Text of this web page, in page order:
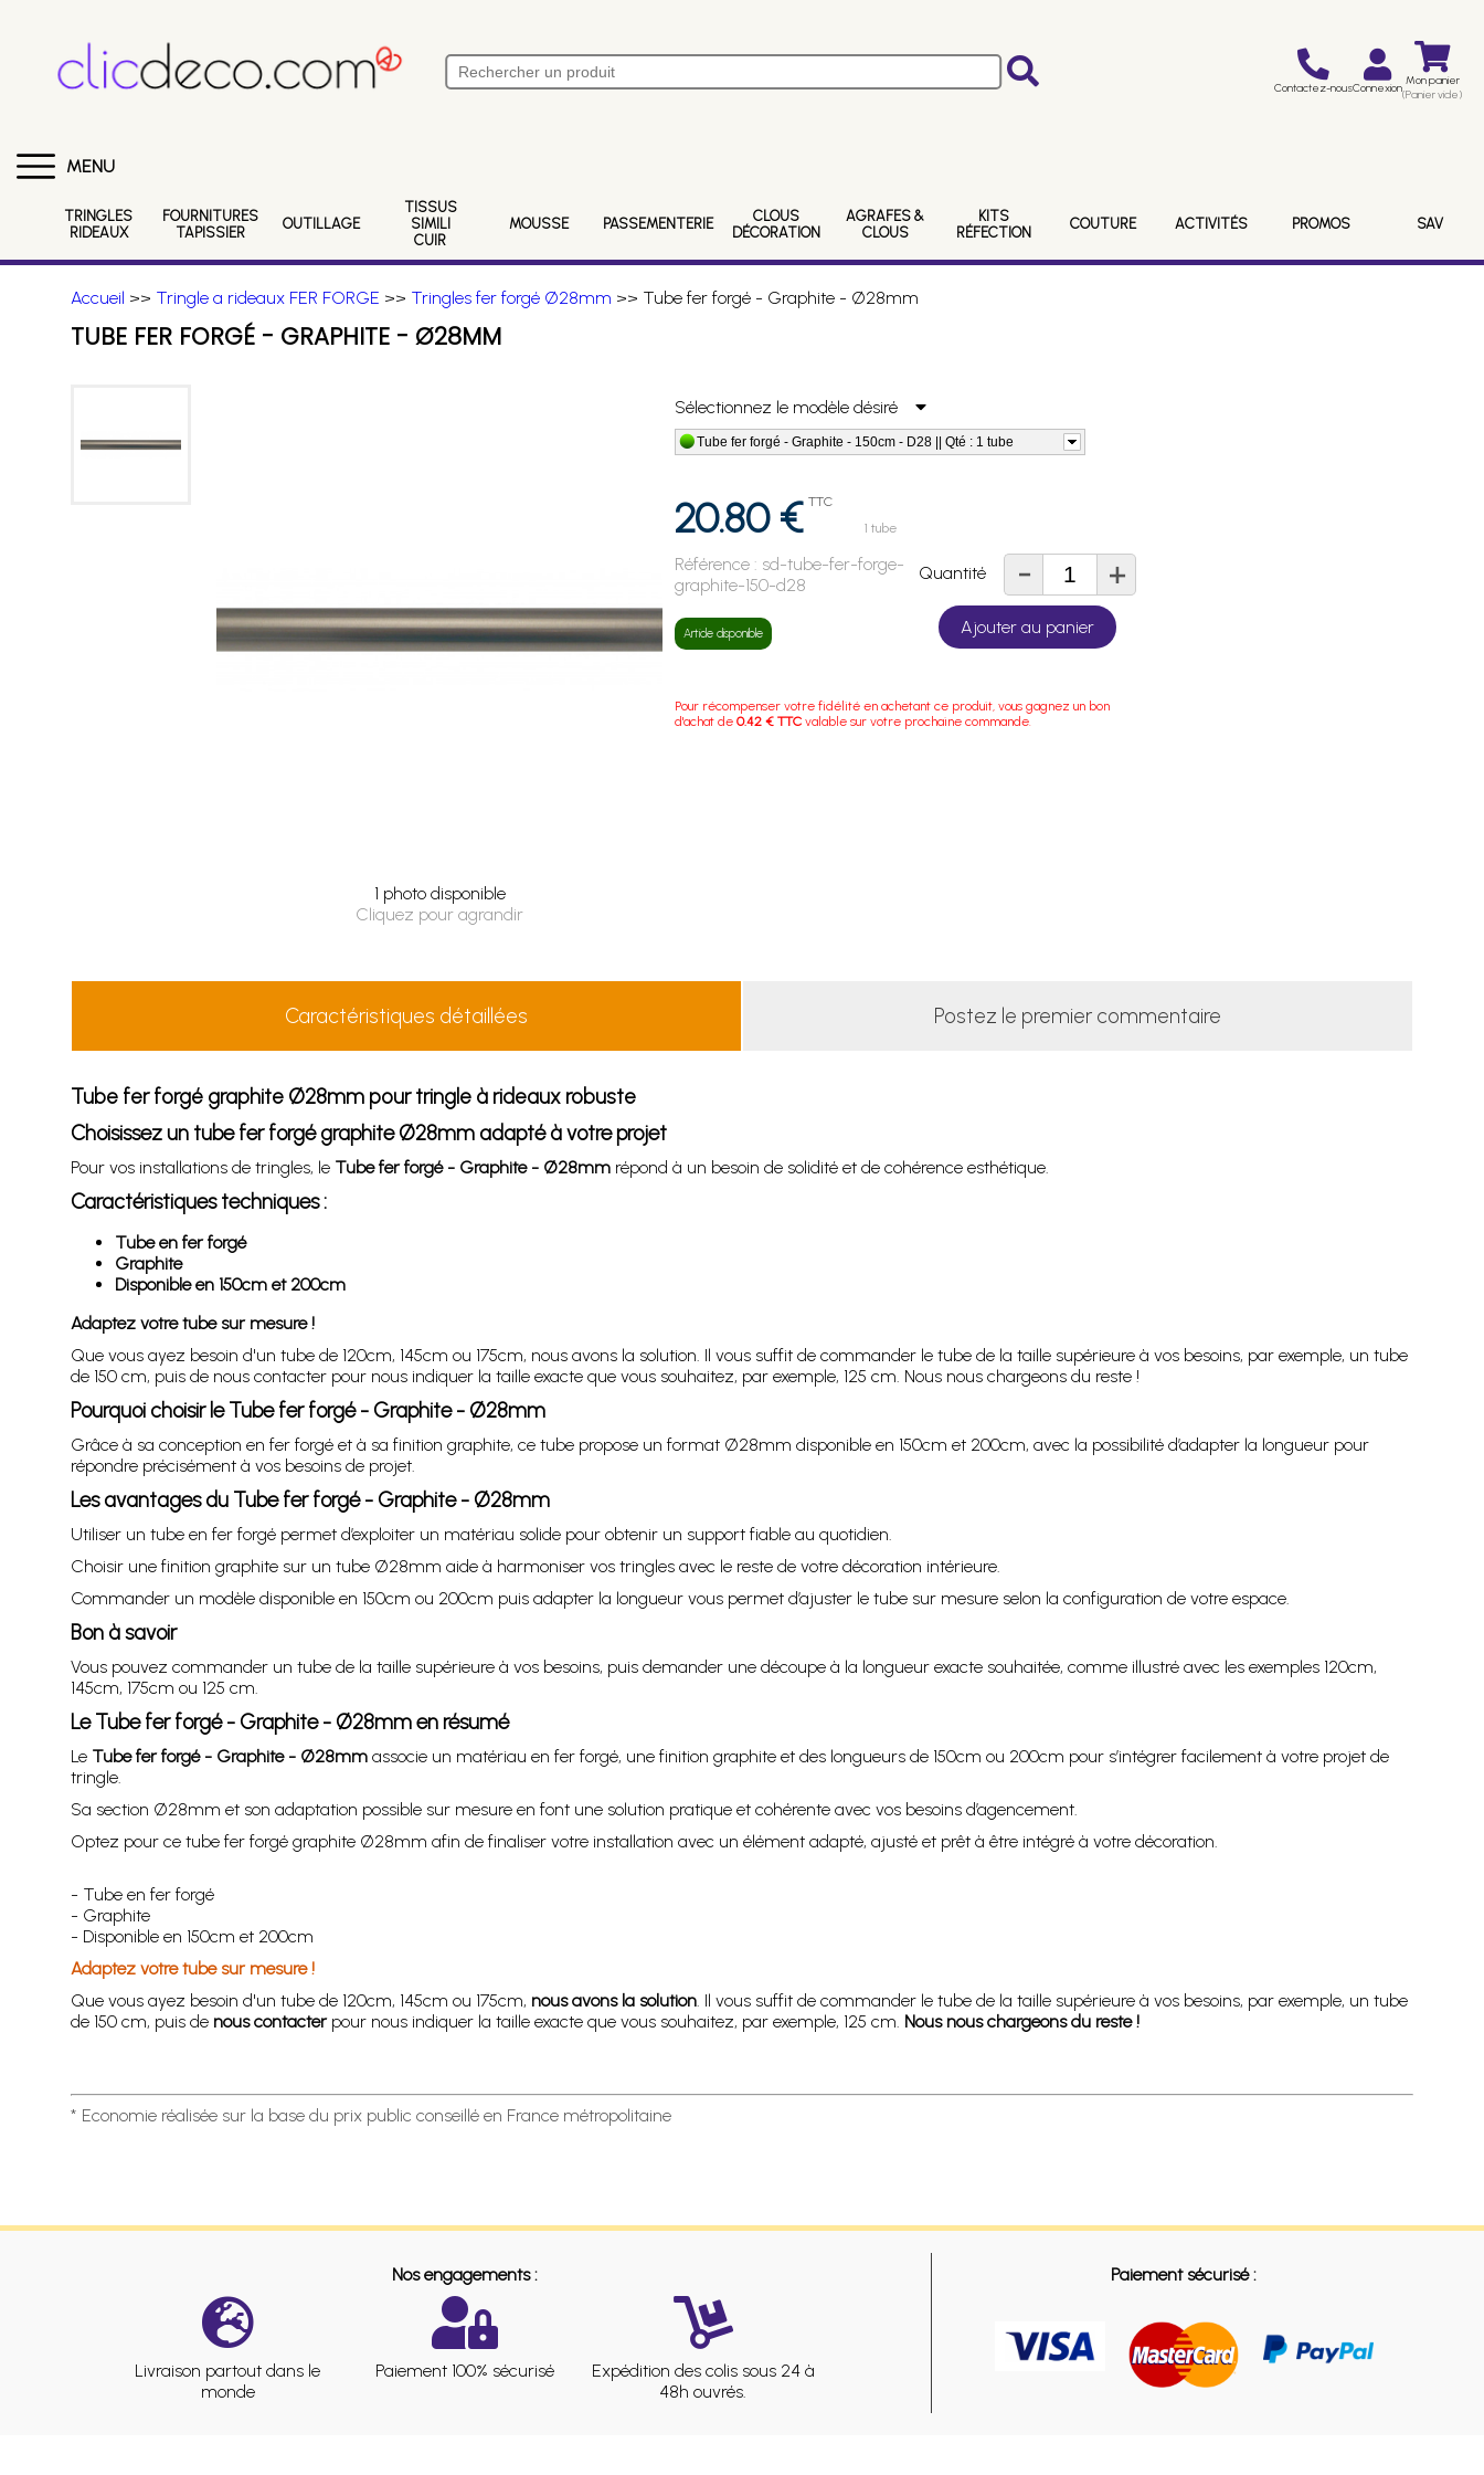
Contactez-nousConnexion Mon panier
(Panier vide)
MENU
TRINGLES
RIDEAUX
FOURNITURES
TAPISSIER
OUTILLAGE
TISSUS
SIMILI
CUIR
MOUSSE PASSEMENTERIE
CLOUS
DÉCORATION
AGRAFES &
CLOUS
KITS
RÉFECTION
COUTURE ACTIVITÉS PROMOS SAV
Accueil >> Tringle a rideaux FER FORGE >> Tringles fer forgé Ø28mm >> Tube fer forgé - Graphite - Ø28mm
TUBE FER FORGÉ - GRAPHITE - Ø28MM
1 photo disponible
Cliquez pour agrandir
Sélectionnez le modèle désiré
Tube fer forgé - Graphite - 150cm - D28 || Qté : 1 tube
20.80 € TTC
1 tube
Référence : sd-tube-fer-forge-
graphite-150-d28
Article disponible
Quantité - +
Ajouter au panier
Pour récompenser votre fidélité en achetant ce produit, vous gagnez un bon
d'achat de0.42 € TTC valable sur votre prochaine commande.
Caractéristiques détaillées Postez le premier commentaire
Tube fer forgé graphite Ø28mm pour tringle à rideaux robuste
Choisissez un tube fer forgé graphite Ø28mm adapté à votre projet
Pour vos installations de tringles, le Tube fer forgé - Graphite - Ø28mmrépond à un besoin de solidité et de cohérence esthétique.
Caractéristiques techniques :
Tube en fer forgé
Graphite
Disponible en 150cm et 200cm
Adaptez votre tube sur mesure !
Que vous ayez besoin d'un tube de 120cm, 145cm ou 175cm, nous avons la solution. Il vous suffit de commander le tube de la taille supérieure à vos besoins, par exemple, un tube
de 150 cm, puis de nous contacter pour nous indiquer la taille exacte que vous souhaitez, par exemple, 125 cm. Nous nous chargeons du reste !
Pourquoi choisir le Tube fer forgé - Graphite - Ø28mm
Grâce à sa conception en fer forgé et à sa finition graphite, ce tube propose un format Ø28mm disponible en 150cm et 200cm, avec la possibilité d’adapter la longueur pour
répondre précisément à vos besoins de projet.
Les avantages du Tube fer forgé - Graphite - Ø28mm
Utiliser un tube en fer forgé permet d’exploiter un matériau solide pour obtenir un support fiable au quotidien.
Choisir une finition graphite sur un tube Ø28mm aide à harmoniser vos tringles avec le reste de votre décoration intérieure.
Commander un modèle disponible en 150cm ou 200cm puis adapter la longueur vous permet d’ajuster le tube sur mesure selon la configuration de votre espace.
Bon à savoir
Vous pouvez commander un tube de la taille supérieure à vos besoins, puis demander une découpe à la longueur exacte souhaitée, comme illustré avec les exemples 120cm,
145cm, 175cm ou 125 cm.
Le Tube fer forgé - Graphite - Ø28mm en résumé
Le Tube fer forgé - Graphite - Ø28mmassocie un matériau en fer forgé, une finition graphite et des longueurs de 150cm ou 200cm pour s’intégrer facilement à votre projet de
tringle.
Sa section Ø28mm et son adaptation possible sur mesure en font une solution pratique et cohérente avec vos besoins d’agencement.
Optez pour ce tube fer forgé graphite Ø28mm afin de finaliser votre installation avec un élément adapté, ajusté et prêt à être intégré à votre décoration.
- Tube en fer forgé
- Graphite
- Disponible en 150cm et 200cm
Adaptez votre tube sur mesure !
Que vous ayez besoin d'un tube de 120cm, 145cm ou 175cm, nous avons la solution. Il vous suffit de commander le tube de la taille supérieure à vos besoins, par exemple, un tube
de 150 cm, puis de nous contacterpour nous indiquer la taille exacte que vous souhaitez, par exemple, 125 cm. Nous nous chargeons du reste !
* Economie réalisée sur la base du prix public conseillé en France métropolitaine
Nos engagements :
Livraison partout dans le
monde
Paiement 100% sécurisé
Expédition des colis sous 24 à
48h ouvrés.
Paiement sécurisé :